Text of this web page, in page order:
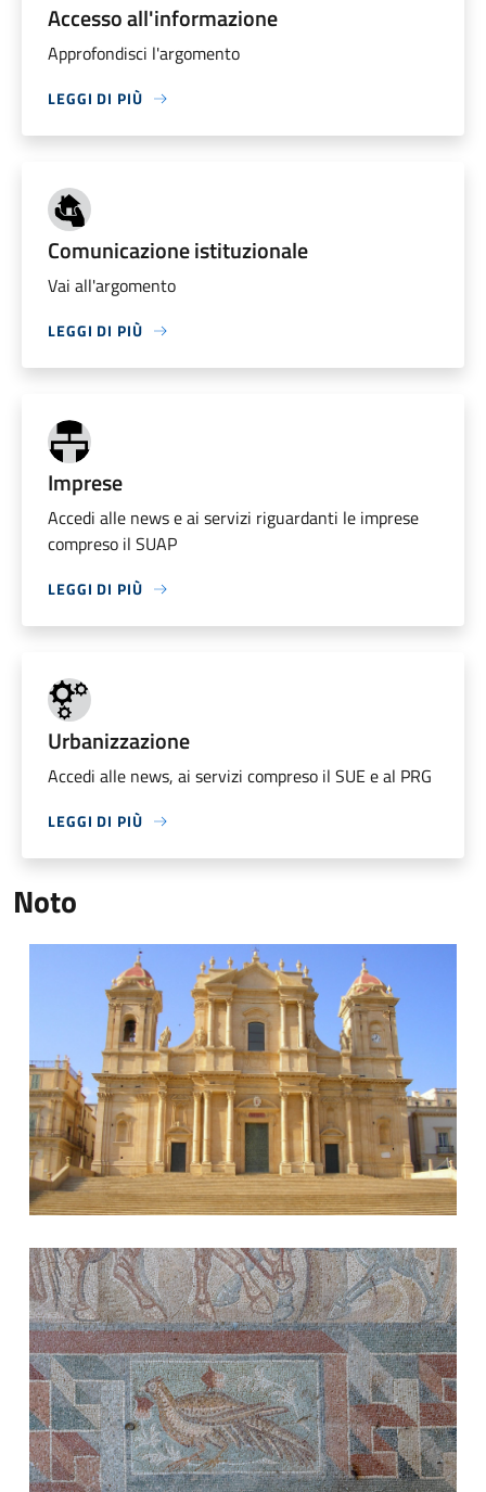
Accesso all'informazione
Approfondisci l'argomento
LEGGI DI PIÙ
Comunicazione istituzionale
Vai all'argomento
LEGGI DI PIÙ
Imprese
Accedi alle news e ai servizi riguardanti le imprese
compreso il SUAP
LEGGI DI PIÙ
Urbanizzazione
Accedi alle news, ai servizi compreso il SUE e al PRG
LEGGI DI PIÙ
Noto
Chiesa San Nicolò
Villa Romana